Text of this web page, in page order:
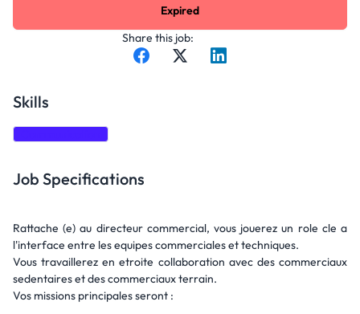
Share this job:
Expired
Skills
Job Specifications
Rattache (e) au directeur commercial, vous jouerez un role cle a
l'interface entre les equipes commerciales et techniques.
Vous travaillerez en etroite collaboration avec des commerciaux
sedentaires et des commerciaux terrain.
Vos missions principales seront :